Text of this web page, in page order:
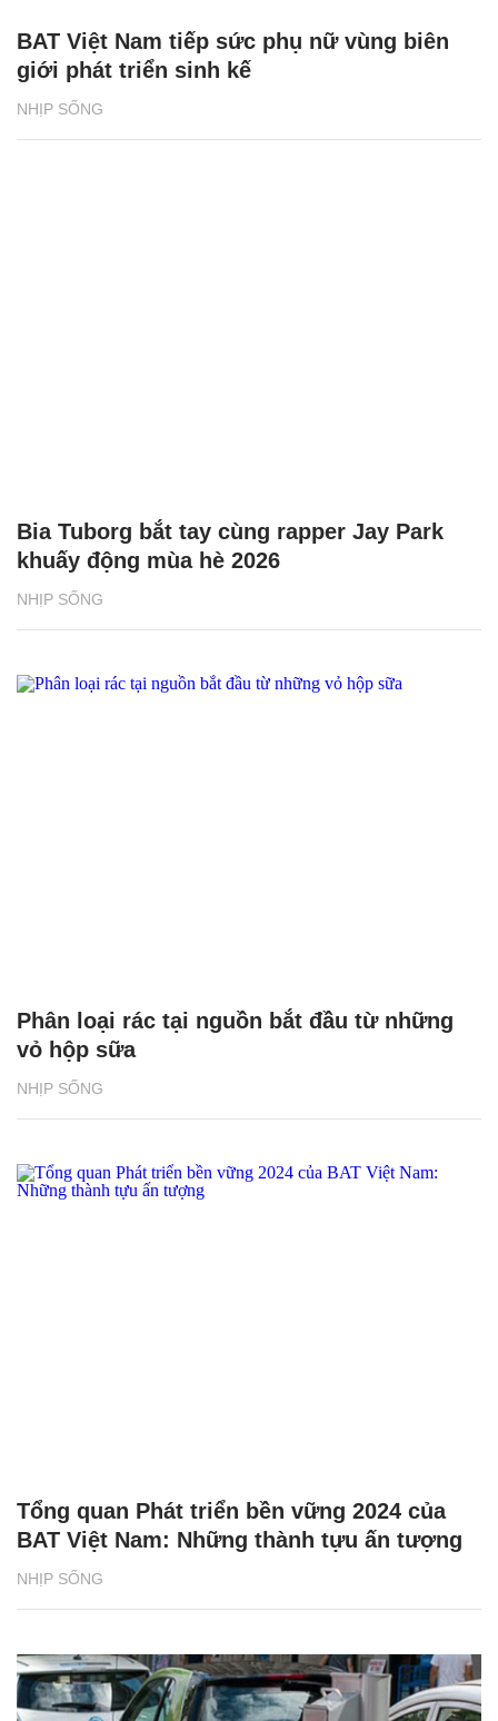
NHỊP SỐNG
BAT Việt Nam tiếp sức phụ nữ vùng biên
giới phát triển sinh kế
NHỊP SỐNG
Bia Tuborg bắt tay cùng rapper Jay Park
khuấy động mùa hè 2026
NHỊP SỐNG
Phân loại rác tại nguồn bắt đầu từ những
vỏ hộp sữa
NHỊP SỐNG
Tổng quan Phát triển bền vững 2024 của
BAT Việt Nam: Những thành tựu ấn tượng